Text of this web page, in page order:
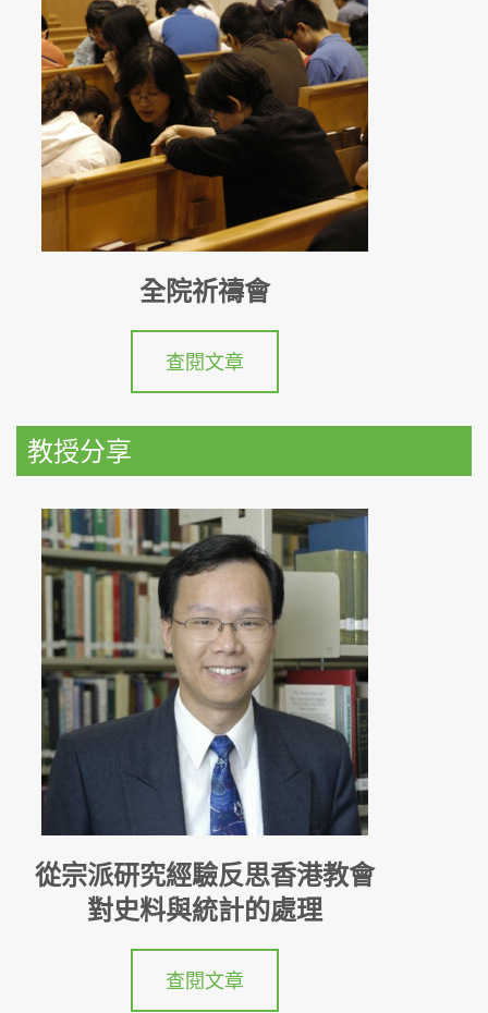
全院祈禱會
查閱文章
教授分享
從宗派研究經驗反思香港教會
對史料與統計的處理
查閱文章